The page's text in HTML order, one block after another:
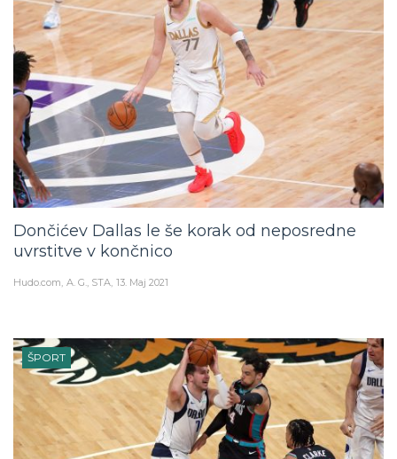
Dončićev Dallas le še korak od neposredne
uvrstitve v končnico
Hudo.com A. G., STA 13. Maj 2021
ŠPORT